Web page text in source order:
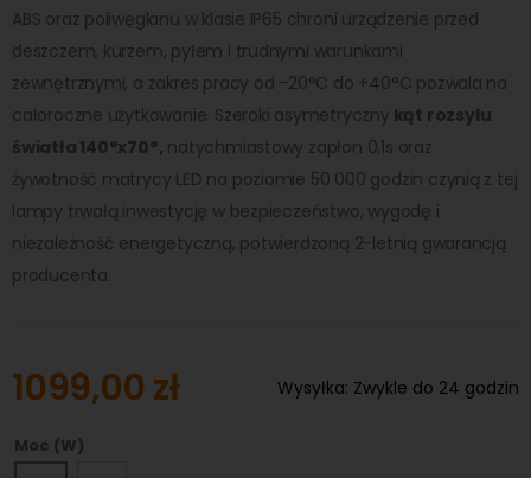
ABS oraz poliwęglanu w klasie IP65 chroni urządzenie przed
deszczem, kurzem, pyłem i trudnymi warunkami
zewnętrznymi, a zakres pracy od -20°C do +40°C pozwala na
całoroczne użytkowanie. Szeroki asymetryczny kąt rozsyłu
światła 140°x70°, natychmiastowy zapłon 0,1s oraz
żywotność matrycy LED na poziomie 50 000 godzin czynią z tej
lampy trwałą inwestycję w bezpieczeństwo, wygodę i
niezależność energetyczną, potwierdzoną 2-letnią gwarancją
producenta.
1099,00 zł Wysyłka: Zwykle do 24 godzin
Moc (W)